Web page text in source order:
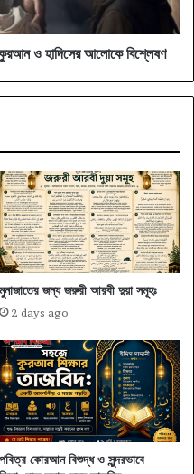
ও হাদিসের আলোকে বিশ্লেষণ
মুনাজাতের জন্য জরুরী আরবী দুয়া সমূহঃ
2 days ago
পবিত্র কোরআন বিশুদ্ধ ও সুন্দরভাবে